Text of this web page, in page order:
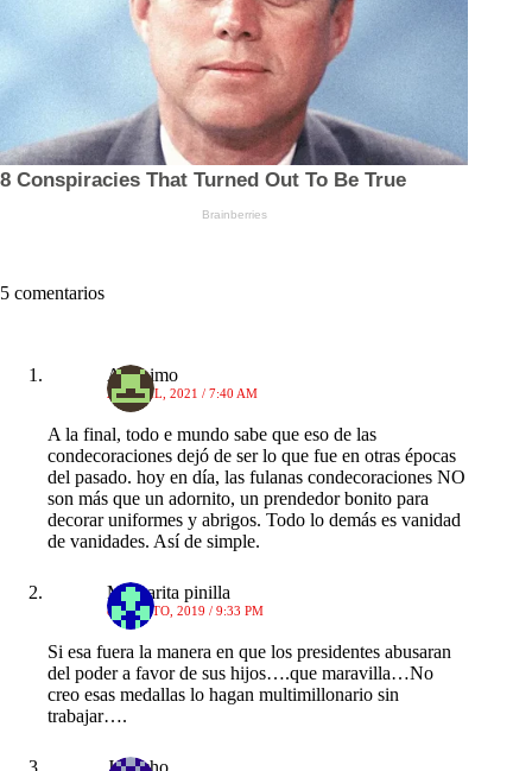
5 comentarios
Anónimo
23 ABRIL, 2021 / 7:40 AM
A la final, todo e mundo sabe que eso de las
condecoraciones dejó de ser lo que fue en otras épocas
del pasado. hoy en día, las fulanas condecoraciones NO
son más que un adornito, un prendedor bonito para
decorar uniformes y abrigos. Todo lo demás es vanidad
de vanidades. Así de simple.
Margarita pinilla
8 AGOSTO, 2019 / 9:33 PM
Si esa fuera la manera en que los presidentes abusaran
del poder a favor de sus hijos….que maravilla…No
creo esas medallas lo hagan multimillonario sin
trabajar….
Juancho